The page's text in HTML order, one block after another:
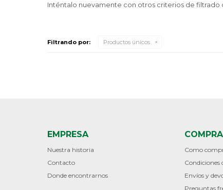
Inténtalo nuevamente con otros criterios de filtrado
Filtrando por: Productos únicos
EMPRESA
Nuestra historia
Contacto
Donde encontrarnos
COMPRA
Como
Condiciones
Envíos y
Preguntas